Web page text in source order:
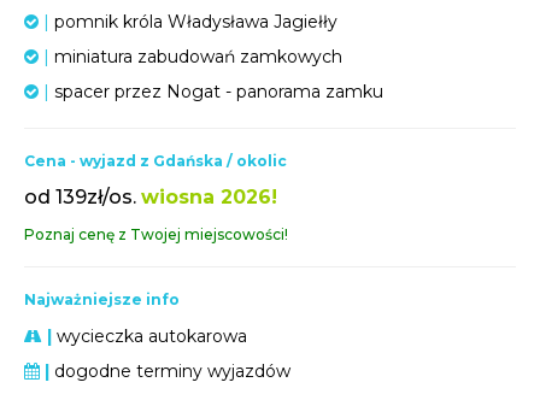
pomnik króla Władysława Jagiełły
miniatura zabudowań zamkowych
spacer przez Nogat - panorama zamku
Cena - wyjazd z Gdańska / okolic
od 139zł/os. wiosna 2026!
Poznaj cenę z Twojej miejscowości!
Najważniejsze info
wycieczka autokarowa
dogodne terminy wyjazdów